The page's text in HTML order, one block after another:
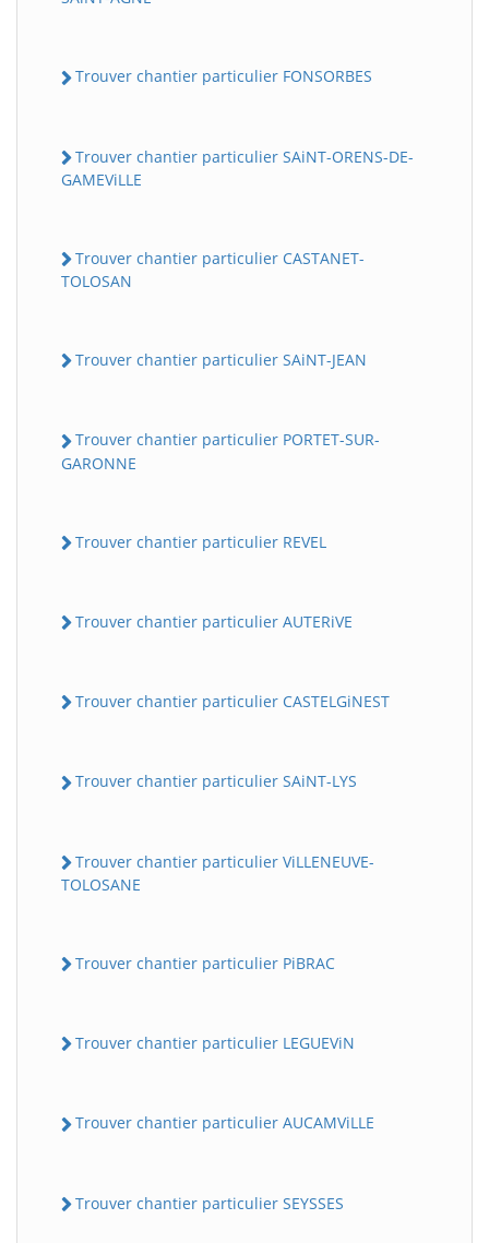
Trouver chantier particulier FONSORBES
Trouver chantier particulier SAiNT-ORENS-DE-
GAMEViLLE
Trouver chantier particulier CASTANET-
TOLOSAN
Trouver chantier particulier SAiNT-JEAN
Trouver chantier particulier PORTET-SUR-
GARONNE
Trouver chantier particulier REVEL
Trouver chantier particulier AUTERiVE
Trouver chantier particulier CASTELGiNEST
Trouver chantier particulier SAiNT-LYS
Trouver chantier particulier ViLLENEUVE-
TOLOSANE
Trouver chantier particulier PiBRAC
Trouver chantier particulier LEGUEViN
Trouver chantier particulier AUCAMViLLE
Trouver chantier particulier SEYSSES